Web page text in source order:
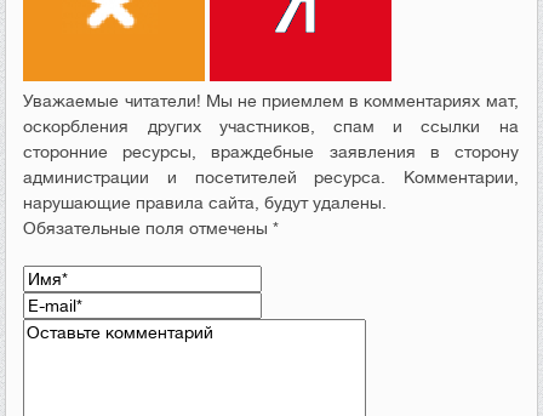
Уважаемые читатели! Мы не приемлем в комментариях мат,
оскорбления других участников, спам и ссылки на
сторонние ресурсы, враждебные заявления в сторону
администрации и посетителей ресурса. Комментарии,
нарушающие правила сайта, будут удалены.
Обязательные поля отмечены *